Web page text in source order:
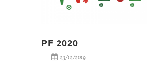
PF 2020
23/12/2019